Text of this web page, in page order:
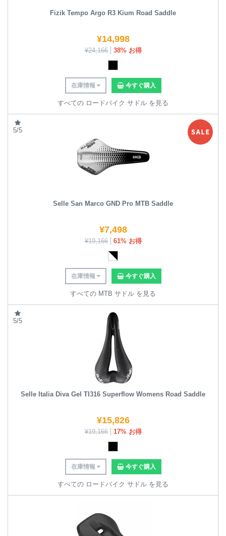
Fizik Tempo Argo R3 Kium Road Saddle
¥14,998
¥24,166 38% お得
在庫情報 今すぐ購入
すべての ロードバイク サドル を見る
5/5
Selle San Marco GND Pro MTB Saddle
¥7,498
¥19,166 61% お得
在庫情報 今すぐ購入
すべての MTB サドル を見る
5/5
Selle Italia Diva Gel TI316 Superflow Womens Road Saddle
¥15,826
¥19,166 17% お得
在庫情報 今すぐ購入
すべての ロードバイク サドル を見る